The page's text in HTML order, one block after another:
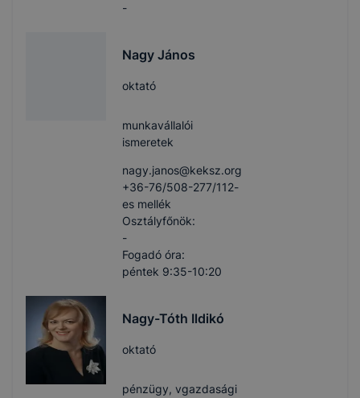
-
Nagy János
oktató
munkavállalói
ismeretek
nagy.janos​@keksz.org
+36-76/508-277/112-
es mellék
Osztályfőnök:
-
Fogadó óra:
péntek 9:35-10:20
Nagy-Tóth Ildikó
oktató
pénzügy, vgazdasági